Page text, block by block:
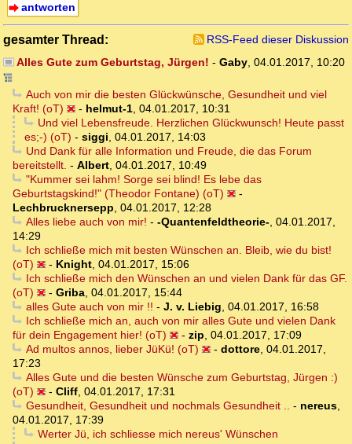
antworten
gesamter Thread:
RSS-Feed dieser Diskussion
Alles Gute zum Geburtstag, Jürgen! - Gaby, 04.01.2017, 10:20
Auch von mir die besten Glückwünsche, Gesundheit und viel
Kraft! (oT)
- helmut-1, 04.01.2017, 10:31
Und viel Lebensfreude. Herzlichen Glückwunsch! Heute passt
es;-) (oT) - siggi, 04.01.2017, 14:03
Und Dank für alle Information und Freude, die das Forum
bereitstellt. - Albert, 04.01.2017, 10:49
"Kummer sei lahm! Sorge sei blind! Es lebe das
Geburtstagskind!" (Theodor Fontane) (oT)
-
Lechbrucknersepp, 04.01.2017, 12:28
Alles liebe auch von mir! - -Quantenfeldtheorie-, 04.01.2017,
14:29
Ich schließe mich mit besten Wünschen an. Bleib, wie du bist!
(oT)
- Knight, 04.01.2017, 15:06
Ich schließe mich den Wünschen an und vielen Dank für das GF.
(oT)
- Griba, 04.01.2017, 15:44
alles Gute auch von mir !! - J. v. Liebig, 04.01.2017, 16:58
Ich schließe mich an, auch von mir alles Gute und vielen Dank
für dein Engagement hier! (oT)
- zip, 04.01.2017, 17:09
Ad multos annos, lieber JüKü! (oT)
- dottore, 04.01.2017,
17:23
Alles Gute und die besten Wünsche zum Geburtstag, Jürgen :)
(oT)
- Cliff, 04.01.2017, 17:31
Gesundheit, Gesundheit und nochmals Gesundheit .. - nereus,
04.01.2017, 17:39
Werter Jü, ich schliesse mich nereus' Wünschen